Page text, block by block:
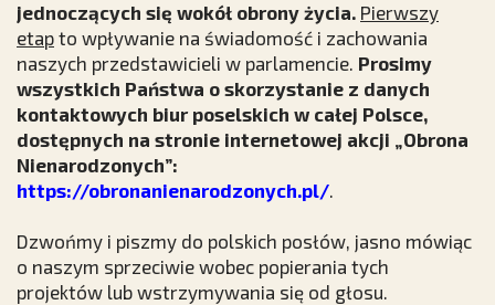
jednoczących się wokół obrony życia. Pierwszy
etap to wpływanie na świadomość i zachowania
naszych przedstawicieli w parlamencie. Prosimy
wszystkich Państwa o skorzystanie z danych
kontaktowych biur poselskich w całej Polsce,
dostępnych na stronie internetowej akcji „Obrona
Nienarodzonych”:
https://obronanienarodzonych.pl/.
Dzwońmy i piszmy do polskich posłów, jasno mówiąc
o naszym sprzeciwie wobec popierania tych
projektów lub wstrzymywania się od głosu.